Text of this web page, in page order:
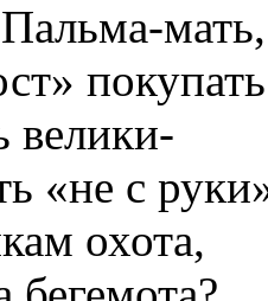
мать,
велики-
«не с
охота,